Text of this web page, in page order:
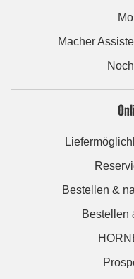
Macher
Bestellen &
Bestellen